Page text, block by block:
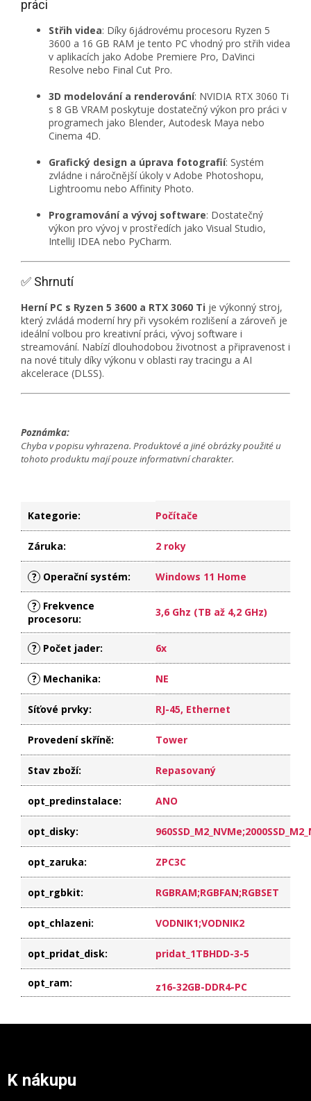
práci
Střih videa: Díky 6jádrovému procesoru Ryzen 5
3600 a 16 GB RAM je tento PC vhodný pro střih videa
v aplikacích jako Adobe Premiere Pro, DaVinci
Resolve nebo Final Cut Pro.
3D modelování a renderování: NVIDIA RTX 3060 Ti
s 8 GB VRAM poskytuje dostatečný výkon pro práci v
programech jako Blender, Autodesk Maya nebo
Cinema 4D.
Grafický design a úprava fotografií: Systém
zvládne i náročnější úkoly v Adobe Photoshopu,
Lightroomu nebo Affinity Photo.
Programování a vývoj software: Dostatečný
výkon pro vývoj v prostředích jako Visual Studio,
IntelliJ IDEA nebo PyCharm.
✅ Shrnutí
Herní PC s Ryzen 5 3600 a RTX 3060 Ti je výkonný stroj,
který zvládá moderní hry při vysokém rozlišení a zároveň je
ideální volbou pro kreativní práci, vývoj software i
streamování. Nabízí dlouhodobou životnost a připravenost i
na nové tituly díky výkonu v oblasti ray tracingu a AI
akcelerace (DLSS).
Poznámka:
Chyba v popisu vyhrazena. Produktové a jiné obrázky použité u
tohoto produktu mají pouze informativní charakter.
Kategorie: Počítače
Záruka: 2 roky
? Operační systém: Windows 11 Home
? Frekvence
procesoru: 3,6 Ghz (TB až 4,2 GHz)
? Počet jader: 6x
? Mechanika: NE
Síťové prvky: RJ-45, Ethernet
Provedení skříně: Tower
Stav zboží: Repasovaný
opt_predinstalace: ANO
opt_disky:
opt_zaruka: ZPC3C
opt_rgbkit: RGBRAM;RGBFAN;RGBSET
opt_chlazeni: VODNIK1;VODNIK2
opt_pridat_disk: pridat_1TBHDD-3-5
opt_ram: z16-32GB-DDR4-PC
K nákupu